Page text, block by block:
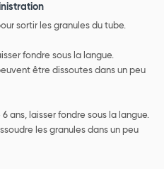
sortir les granules du tube.
fondre sous la langue.
être dissoutes dans un peu
ans, laisser fondre sous la langue.
les granules dans un peu